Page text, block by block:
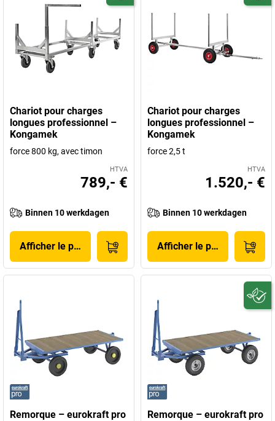
Chariot pour charges
longues professionnel –
Kongamek
force 800 kg, avec timon
HTVA
789,- €
Binnen 10 werkdagen
Afficher le produit
Chariot pour charges
longues professionnel –
Kongamek
force 2,5 t
HTVA
1.520,- €
Binnen 10 werkdagen
Afficher le produit
Remorque – eurokraft pro Remorque – eurokraft pro